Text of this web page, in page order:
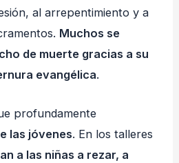
al arrepentimiento y a
Muchos se
de muerte gracias a su
evangélica.
profundamente
las jóvenes. En los talleres
a las niñas a rezar, a